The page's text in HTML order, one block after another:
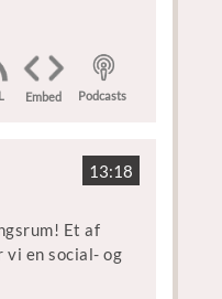
Embed Podcasts
13:18
Et af
vi en social- og